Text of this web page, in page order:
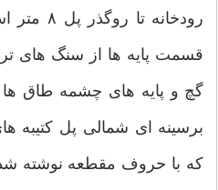
رودخانه
قسمت پایه ها از سنگ های
گچ و پایه های چشمه طاق
برسینه ای شمالی پل
كه با حروف مقطعه نوشته